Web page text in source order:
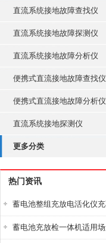
直流系统接地故障查找仪
直流系统接地故障探测仪
直流系统接地故障分析仪
便携式直流接地故障查找仪
便携式直流接地故障分析仪
直流系统接地探测仪
更多分类
热门资讯